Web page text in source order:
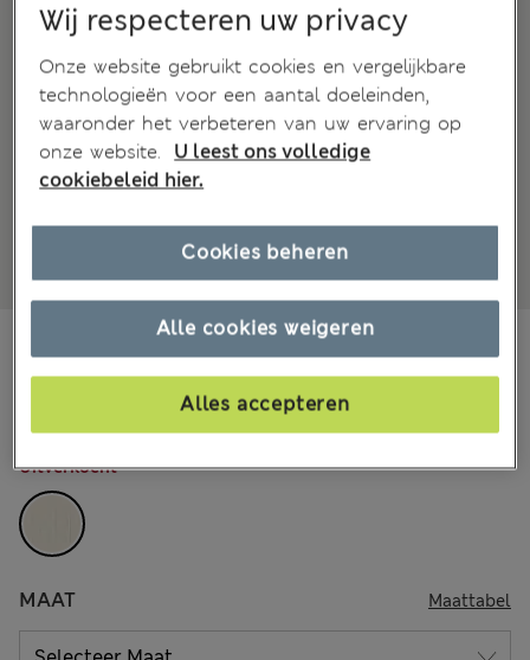
1 Beoordelingen
Alle prijzen zijn inclusief btw en invoerrechten
KLEUR: Vaalbeige
Uitverkocht
MAAT Maattabel
Wij respecteren uw privacy
Onze website gebruikt cookies en vergelijkbare
technologieën voor een aantal doeleinden,
waaronder het verbeteren van uw ervaring op
onze website.
U leest ons volledige
cookiebeleid hier.
Alle cookies weigeren
Alles accepteren
Cookies beheren